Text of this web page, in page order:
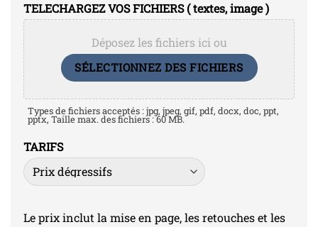
TELECHARGEZ VOS FICHIERS ( textes, image )
Déposez les fichiers ici ou
SÉLECTIONNEZ DES FICHIERS
Types de fichiers acceptés : jpg, jpeg, gif, pdf, docx, doc, ppt,
pptx, Taille max. des fichiers : 60 MB.
TARIFS
Le prix inclut la mise en page, les retouches et les